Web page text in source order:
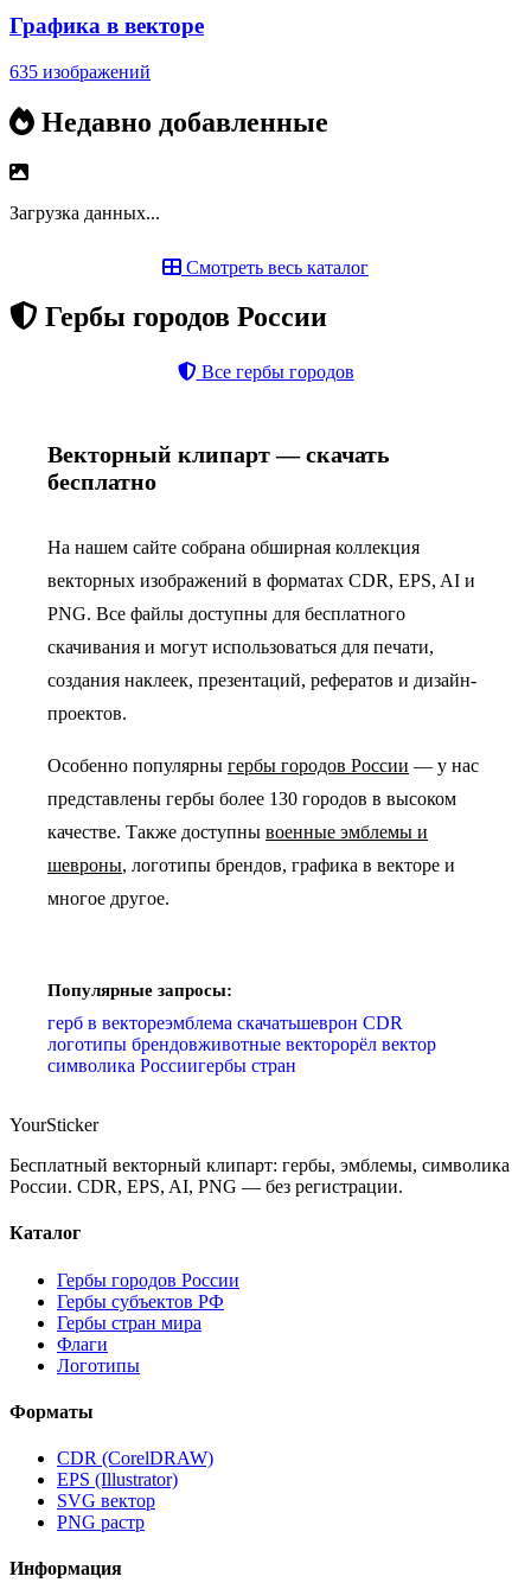
Графика в векторе
635 изображений
Недавно добавленные
Загрузка данных...
Смотреть весь каталог
Гербы городов России
Все гербы городов
Векторный клипарт — скачать
бесплатно
На нашем сайте собрана обширная коллекция
векторных изображений в форматах CDR, EPS, AI и
PNG. Все файлы доступны для бесплатного
скачивания и могут использоваться для печати,
создания наклеек, презентаций, рефератов и дизайн-
проектов.
Особенно популярны гербы городов России — у нас
представлены гербы более 130 городов в высоком
качестве. Также доступны военные эмблемы и
шевроны, логотипы брендов, графика в векторе и
многое другое.
Популярные запросы:
герб в вектореэмблема скачатьшеврон CDR
логотипы брендовживотные векторорёл вектор
символика Россиигербы стран
YourSticker
Бесплатный векторный клипарт: гербы, эмблемы, символика
России. CDR, EPS, AI, PNG — без регистрации.
Каталог
Гербы городов России
Гербы субъектов РФ
Гербы стран мира
Флаги
Логотипы
Форматы
CDR (CorelDRAW)
EPS (Illustrator)
SVG вектор
PNG растр
Информация